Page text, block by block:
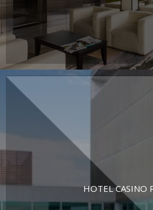
HOTEL CASINO